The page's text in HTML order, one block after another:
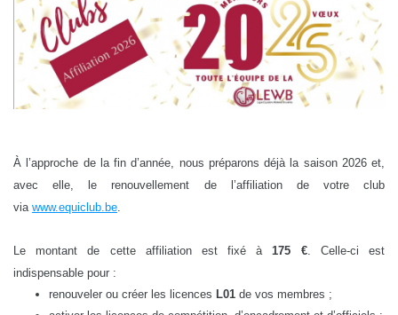
À l’approche de la fin d’année, nous préparons déjà la saison 2026 et,
avec elle, le renouvellement de l’affiliation de votre club
via www.equiclub.be.
Le montant de cette affiliation est fixé à 175 €. Celle-ci est
indispensable pour :
renouveler ou créer les licences L01 de vos membres ;